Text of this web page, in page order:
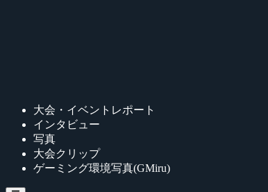
大会・イベントレポート
インタビュー
写真
大会クリップ
ゲーミング環境写真(GMiru)